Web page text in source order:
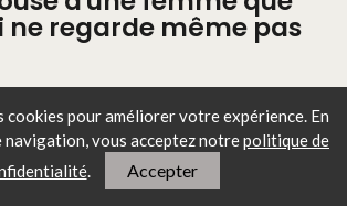
cookies pour améliorer votre expérience. En
vous acceptez notrepolitique de
. Accepter
regarde même pas
plus lus
Jambon blanc : comment éviter